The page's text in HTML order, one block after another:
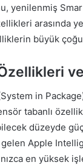
yenilenmiş
arasında
büyük
in
tabanlı
düzeyde
gelen Apple
en yüksek